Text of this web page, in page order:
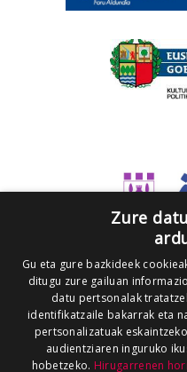
Zure
Gu eta gure bazkideek
ditugu zure gailuan
datu pertsonalak
identifikatzaile bakarrak eta
pertsonalizatuak
audientziaren inguruko
hobetzeko. Hirugarrenen